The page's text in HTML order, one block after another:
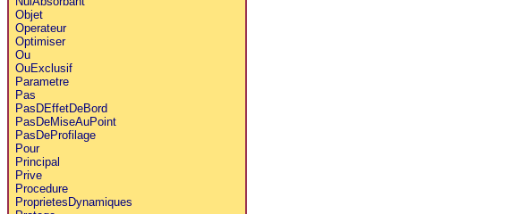
Objet
Operateur
Optimiser
Ou
OuExclusif
Parametre
Pas
PasDEffetDeBord
PasDeMiseAuPoint
PasDeProfilage
Pour
Principal
Prive
Procedure
ProprietesDynamiques